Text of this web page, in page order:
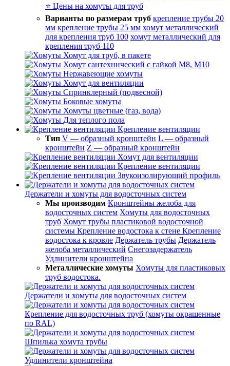
⭐ Цены на хомуты для труб
Варианты по размерам труб крепление трубы 20
мм крепление трубы 25 мм хомут металлический
для крепления труб 100 хомут металлический для
крепления труб 110
Хомут для труб, в пакете
Хомут сантехнический с гайкой М8, М10
Нержавеющие хомуты
Хомут для вентиляции
Спринклерный (подвесной)
Боковые хомуты
Хомуты цветные (газ, вода)
Для теплого пола
Крепление вентиляции
Тип V — образный кронштейн L — образный
кронштейн Z — образный кронштейн
Хомут для вентиляции
Крепление вентиляции
Звукоизолирующий профиль
Держатели и хомуты для водосточных систем
Мы производим Кронштейны желоба для
водосточных систем Хомуты для водосточных
труб Хомут трубы пластиковой водосточной
системы Крепление водостока к стене Крепление
водостока к кровле Держатель трубы Держатель
желоба металлический Снегозадержатель
Удлинители кронштейна
Металлические хомуты Хомуты для пластиковых
труб водостока.
Держатели и хомуты для водосточных систем
Крепление для водосточных труб (хомуты окрашенные
по RAL)
Шпилька хомута трубы
Удлинители кронштейна